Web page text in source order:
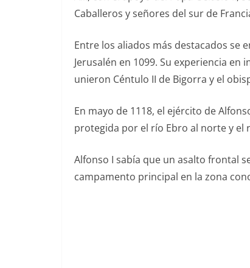
Caballeros y señores del sur de
Entre los aliados más destacados se
Jerusalén en 1099. Su experiencia
unieron Céntulo II de Bigorra y el
En mayo de 1118, el ejército de
protegida por el río Ebro al norte y el
Alfonso I sabía que un asalto frontal
campamento principal en la zona